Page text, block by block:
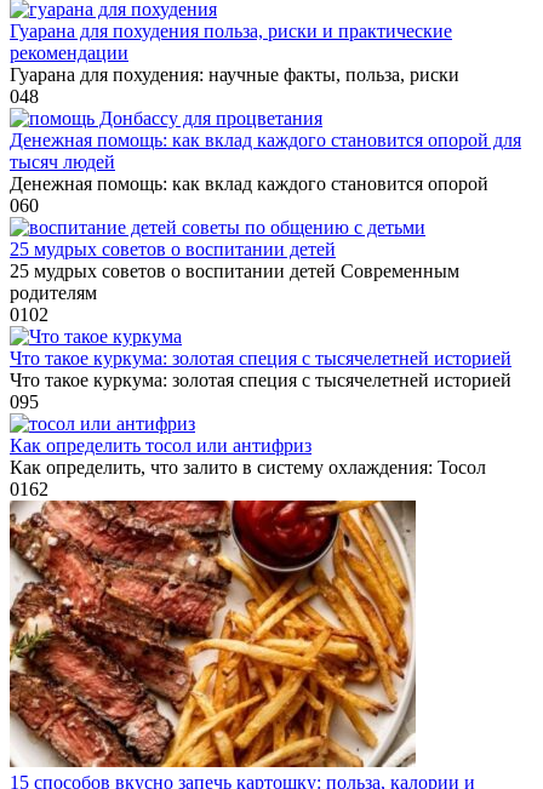
Гуарана для похудения польза, риски и практические
рекомендации
Гуарана для похудения: научные факты, польза, риски
048
Денежная помощь: как вклад каждого становится опорой для
тысяч людей
Денежная помощь: как вклад каждого становится опорой
060
25 мудрых советов о воспитании детей
25 мудрых советов о воспитании детей Современным
родителям
0102
Что такое куркума: золотая специя с тысячелетней историей
Что такое куркума: золотая специя с тысячелетней историей
095
Как определить тосол или антифриз
Как определить, что залито в систему охлаждения: Тосол
0162
15 способов вкусно запечь картошку: польза, калории и